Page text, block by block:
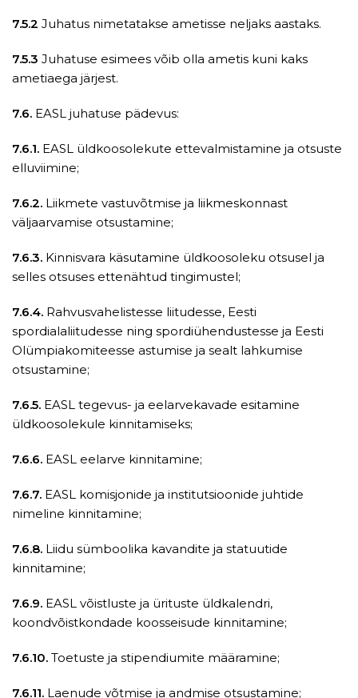
7.5.2 Juhatus nimetatakse ametisse neljaks aastaks.
7.5.3 Juhatuse esimees võib olla ametis kuni kaks
ametiaega järjest.
7.6. EASL juhatuse pädevus:
7.6.1. EASL üldkoosolekute ettevalmistamine ja otsuste
elluviimine;
7.6.2. Liikmete vastuvõtmise ja liikmeskonnast
väljaarvamise otsustamine;
7.6.3. Kinnisvara käsutamine üldkoosoleku otsusel ja
selles otsuses ettenähtud tingimustel;
7.6.4. Rahvusvahelistesse liitudesse, Eesti
spordialaliitudesse ning spordiühendustesse ja Eesti
Olümpiakomiteesse astumise ja sealt lahkumise
otsustamine;
7.6.5. EASL tegevus- ja eelarvekavade esitamine
üldkoosolekule kinnitamiseks;
7.6.6. EASL eelarve kinnitamine;
7.6.7. EASL komisjonide ja institutsioonide juhtide
nimeline kinnitamine;
7.6.8. Liidu sümboolika kavandite ja statuutide
kinnitamine;
7.6.9. EASL võistluste ja ürituste üldkalendri,
koondvõistkondade koosseisude kinnitamine;
7.6.10. Toetuste ja stipendiumite määramine;
7.6.11. Laenude võtmise ja andmise otsustamine;